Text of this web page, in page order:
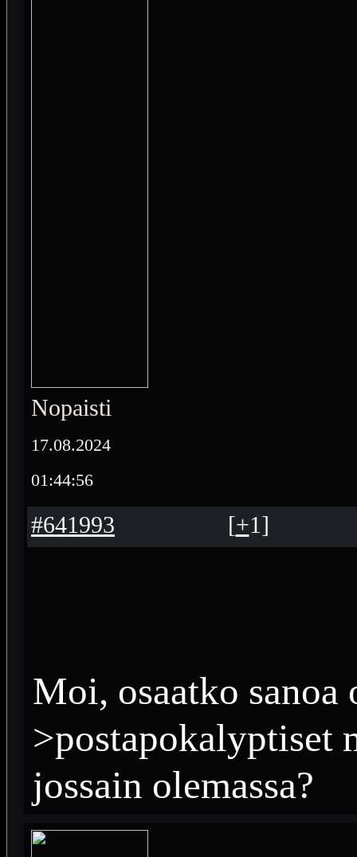
Nopaisti
17.08.2024
01:44:56
#641993 [+1]
Moi, osaatko sanoa
>postapokalyptiset
jossain olemassa?